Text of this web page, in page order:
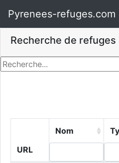
Pyrenees-refuges.com
Recherche de refuges
URL
Nom